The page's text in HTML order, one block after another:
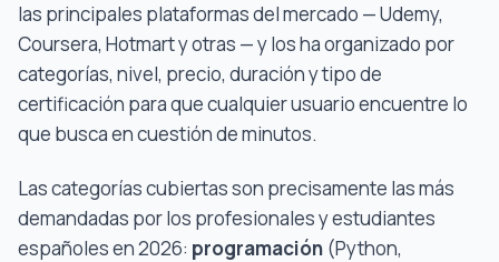
las principales plataformas del mercado — Udemy,
Coursera, Hotmart y otras — y los ha organizado por
categorías, nivel, precio, duración y tipo de
certificación para que cualquier usuario encuentre lo
que busca en cuestión de minutos.
Las categorías cubiertas son precisamente las más
demandadas por los profesionales y estudiantes
españoles en 2026: programación (Python,